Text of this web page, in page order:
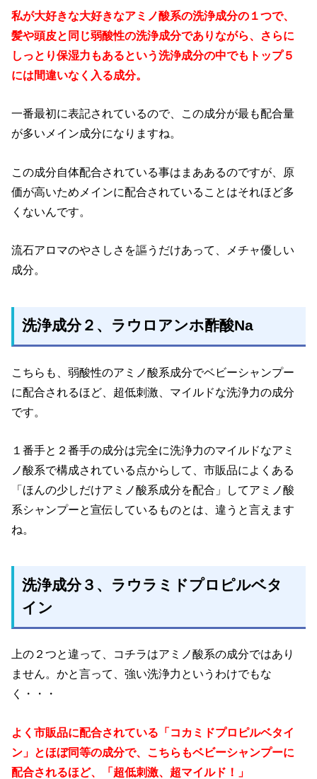
私が大好きな大好きなアミノ酸系の洗浄成分の１つで、
髪や頭皮と同じ弱酸性の洗浄成分でありながら、さらに
しっとり保湿力もあるという洗浄成分の中でもトップ５
には間違いなく入る成分。
一番最初に表記されているので、この成分が最も配合量
が多いメイン成分になりますね。
この成分自体配合されている事はまああるのですが、原
価が高いためメインに配合されていることはそれほど多
くないんです。
流石アロマのやさしさを謳うだけあって、メチャ優しい
成分。
洗浄成分２、ラウロアンホ酢酸Na
こちらも、弱酸性のアミノ酸系成分でベビーシャンプー
に配合されるほど、超低刺激、マイルドな洗浄力の成分
です。
１番手と２番手の成分は完全に洗浄力のマイルドなアミ
ノ酸系で構成されている点からして、市販品によくある
「ほんの少しだけアミノ酸系成分を配合」してアミノ酸
系シャンプーと宣伝しているものとは、違うと言えます
ね。
洗浄成分３、ラウラミドプロピルベタ
イン
上の２つと違って、コチラはアミノ酸系の成分ではあり
ません。かと言って、強い洗浄力というわけでもな
く・・・
よく市販品に配合されている「コカミドプロピルベタイ
ン」とほぼ同等の成分で、こちらもベビーシャンプーに
配合されるほど、「超低刺激、超マイルド！」